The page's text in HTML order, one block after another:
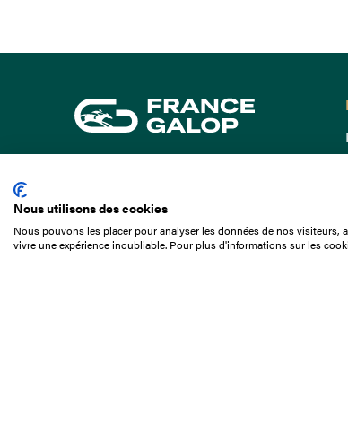
01 49 10 20 29
Nous utilisons des cookies
Nous pouvons les placer pour analyser les données de nos
vivre une expérience inoubliable. Pour plus d'informations sur les